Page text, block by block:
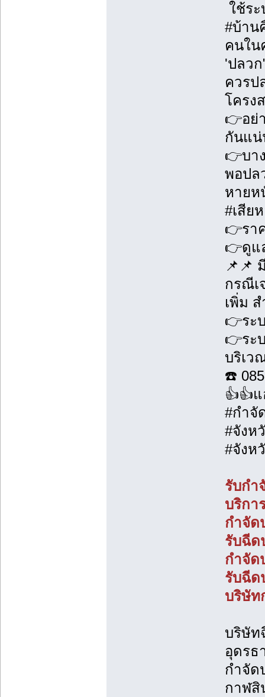
ใช้ร
#บ้าน
คนใน
'ปลว
ควรป
โครง
👉อย่
กันแน่
👉บา
พอปล
หายห
#เสีย
👉รา
👉ดูแ
📌📌
กรณีเ
เพิ่ม ส
👉ระ
👉ระ
บริเว
☎️
👍👍
#กำจั
#จังห
#จังห
รับกำ
บริกา
กำจัด
รับฉีด
กำจัด
รับฉีด
บริษัท
บริษัท
อุดรธ
กําจัด
กาฬสิ